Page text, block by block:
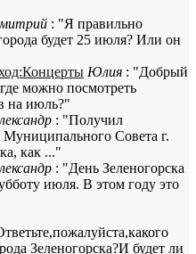
: "Я правильно
будет 25 июля? Или он
Юлия : "Добрый
можно посмотреть
на июль?"
: "Получил
Совета г.
как ..."
: "День Зеленогорска
июля. В этом году это
Зеленогорска?И будет ли